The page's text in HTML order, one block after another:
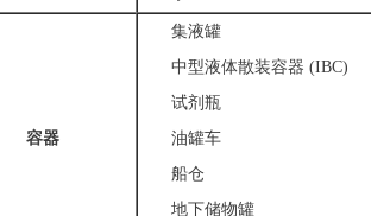
容器
集液罐
中型液体散装容器 (IBC)
试剂瓶
油罐车
船仓
地下储物罐